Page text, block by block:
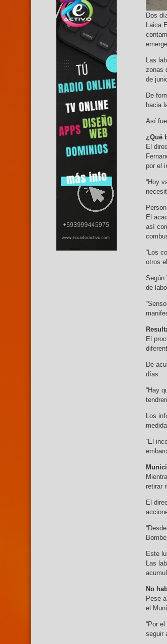
Dos
Laica
Las
zonas
de
De
hacia
Así
¿Qué
El
por el
“Hoy
El
así
“Los
otros
Según
de
El
De
días.
“Hay
Los
“El
retirar
El
Este
Las
No
Pese
el
“Por
seguir